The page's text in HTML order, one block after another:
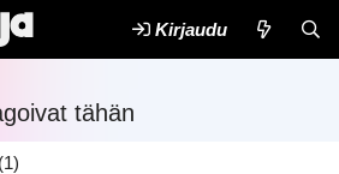
Kirjaudu
tähän
(1)